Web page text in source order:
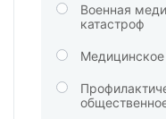
Военная
катастроф